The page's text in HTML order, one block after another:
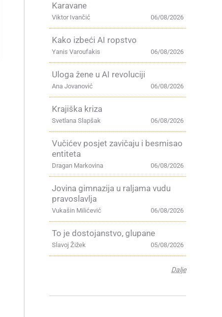
Karavane
06/08/2026
Viktor Ivančić
Kako izbeći AI ropstvo
06/08/2026
Yanis Varoufakis
Uloga žene u AI revoluciji
06/08/2026
Ana Jovanović
Krajiška kriza
06/08/2026
Svetlana Slapšak
Vučićev posjet zavičaju i besmisao
entiteta
06/08/2026
Dragan Markovina
Jovina gimnazija u raljama vudu
pravoslavlja
06/08/2026
Vukašin Milićević
To je dostojanstvo, glupane
05/08/2026
Slavoj Žižek
Dalje